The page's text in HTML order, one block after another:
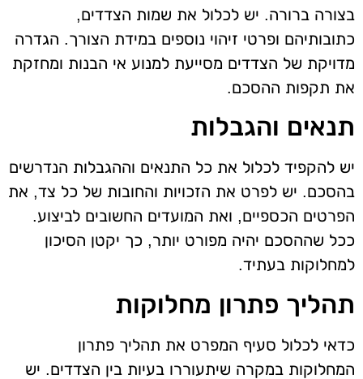
בצורה ברורה. יש לכלול את שמות הצדדים,
כתובותיהם ופרטי זיהוי נוספים במידת הצורך. הגדרה
מדויקת של הצדדים מסייעת למנוע אי הבנות ומחזקת
את תקפות ההסכם.
תנאים והגבלות
יש להקפיד לכלול את כל התנאים וההגבלות הנדרשים
בהסכם. יש לפרט את הזכויות והחובות של כל צד, את
הפרטים הכספיים, ואת המועדים החשובים לביצוע.
ככל שההסכם יהיה מפורט יותר, כך יקטן הסיכון
למחלוקות בעתיד.
תהליך פתרון מחלוקות
כדאי לכלול סעיף המפרט את תהליך פתרון
המחלוקות במקרה שיתעוררו בעיות בין הצדדים. יש